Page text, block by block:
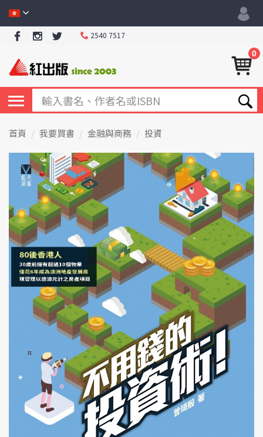
2540 7517
0
首頁 我要買書 金融與商務 投資